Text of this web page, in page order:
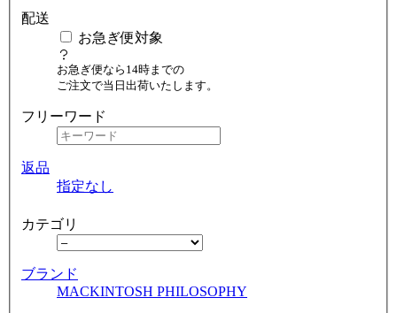
配送
お急ぎ便対象
お急ぎ便なら14時までの
ご注文で当日出荷いたします。
フリーワード
返品
指定なし
カテゴリ
ブランド
MACKINTOSH PHILOSOPHY